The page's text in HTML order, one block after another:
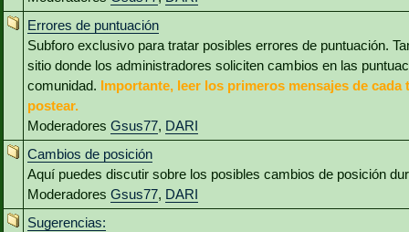
Errores de puntuación
Subforo exclusivo para tratar posibles errores de puntuación.
sitio donde los administradores soliciten cambios en las
comunidad. Importante, leer los primeros mensajes de cada
postear.
Moderadores Gsus77, DARI
Cambios de posición
Aquí puedes discutir sobre los posibles cambios de posición
Moderadores Gsus77, DARI
Sugerencias: